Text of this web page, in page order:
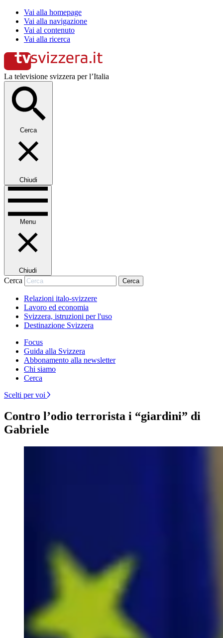
Vai alla homepage
Vai alla navigazione
Vai al contenuto
Vai alla ricerca
La televisione svizzera per l’Italia
Cerca
Chiudi
Menu
Chiudi
Cerca Cerca
Relazioni italo-svizzere
Lavoro ed economia
Svizzera, istruzioni per l'uso
Destinazione Svizzera
Focus
Guida alla Svizzera
Abbonamento alla newsletter
Chi siamo
Cerca
Scelti per voi
Contro l’odio terrorista i “giardini” di
Gabriele